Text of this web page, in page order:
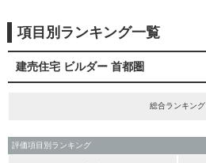
項目別ランキング一覧
建売住宅 ビルダー 首都圏
総合ランキング
評価項目別ランキング